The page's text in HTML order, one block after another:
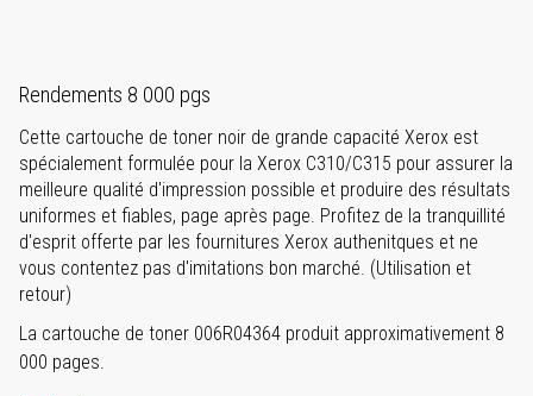
Rendements 8 000 pgs
Cette cartouche de toner noir de grande capacité Xerox est
spécialement formulée pour la Xerox C310/C315 pour assurer la
meilleure qualité d'impression possible et produire des résultats
uniformes et fiables, page après page. Profitez de la tranquillité
d'esprit offerte par les fournitures Xerox authenitques et ne
vous contentez pas d'imitations bon marché. (Utilisation et
retour)
La cartouche de toner 006R04364 produit approximativement 8
000 pages.